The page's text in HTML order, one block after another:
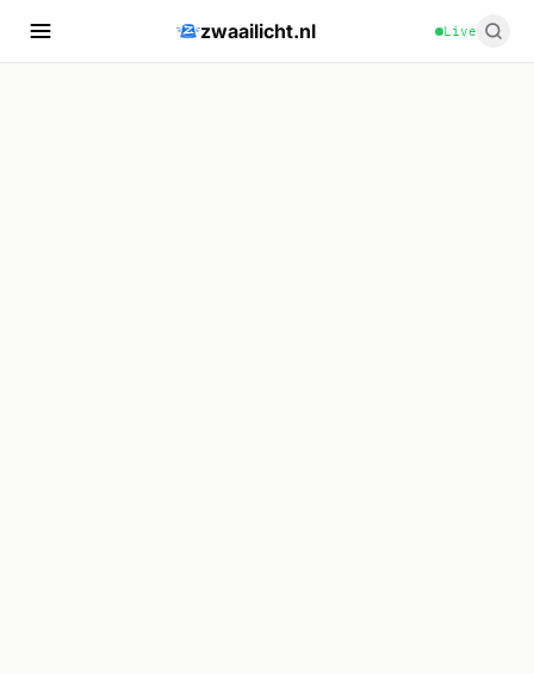
zwaailicht.nl Live